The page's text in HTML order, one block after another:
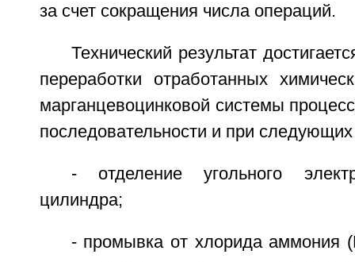
за счет сокращения числа операций.
Технический результат
переработки отработанных
марганцевоцинковой системы
последовательности и при
- отделение угольного
цилиндра;
- промывка от хлорида аммония